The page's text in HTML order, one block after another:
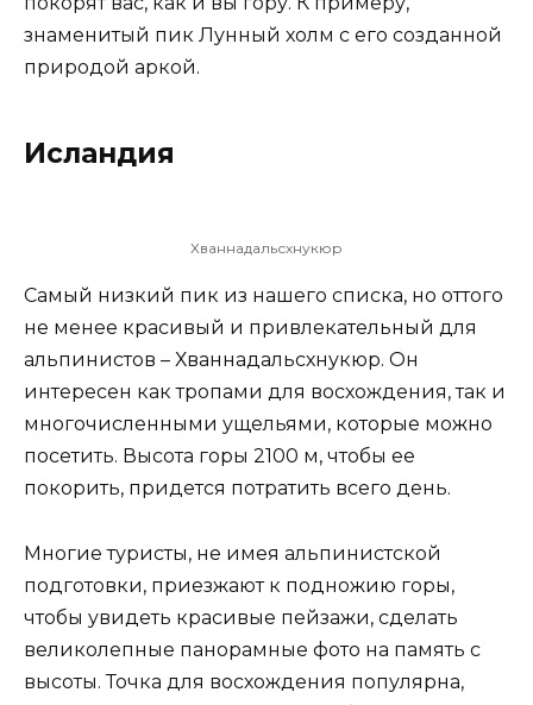
знаменитый пик Лунный холм с его созданной
природой аркой.
Исландия
Хваннадальсхнукюр
Самый низкий пик из нашего списка, но оттого
не менее красивый и привлекательный для
альпинистов – Хваннадальсхнукюр. Он
интересен как тропами для восхождения, так и
многочисленными ущельями, которые можно
посетить. Высота горы 2100 м, чтобы ее
покорить, придется потратить всего день.
Многие туристы, не имея альпинистской
подготовки, приезжают к подножию горы,
чтобы увидеть красивые пейзажи, сделать
великолепные панорамные фото на память с
высоты. Точка для восхождения популярна,